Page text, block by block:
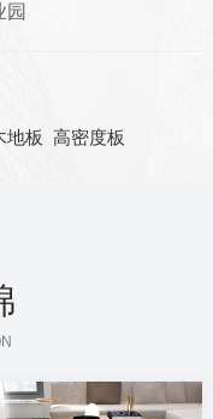
园
地板 高密度板